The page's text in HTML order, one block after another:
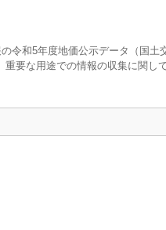
令和5年度地価公示データ（国土
要な用途での情報の収集に関し